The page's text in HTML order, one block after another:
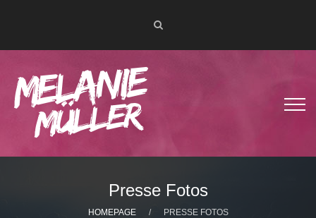
Presse Fotos
HOMEPAGE PRESSE FOTOS